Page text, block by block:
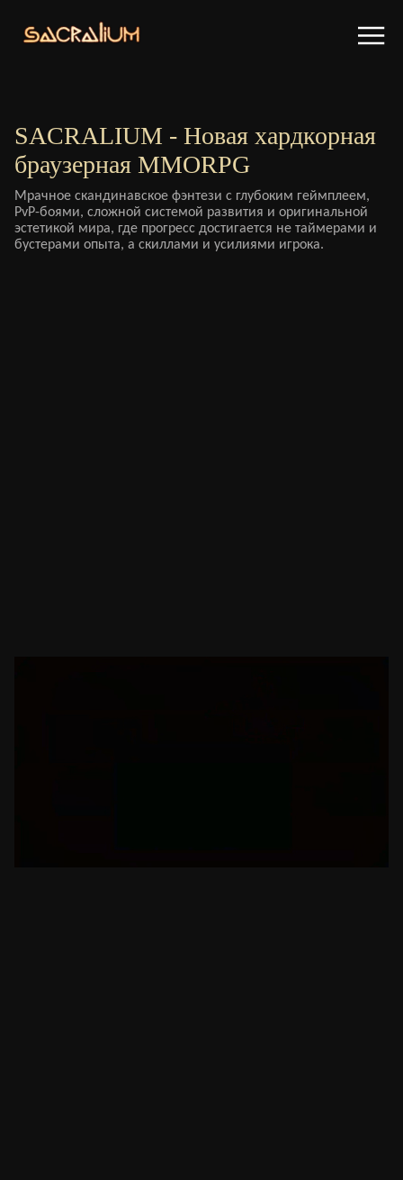
SACRALIUM - Новая хардкорная
браузерная MMORPG
Мрачное скандинавское фэнтези с глубоким геймплеем,
PvP-боями, сложной системой развития и оригинальной
эстетикой мира, где прогресс достигается не таймерами и
бустерами опыта, а скиллами и усилиями игрока.